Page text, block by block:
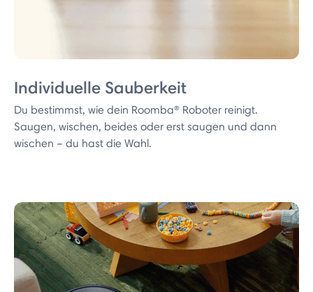
Individuelle Sauberkeit
Du bestimmst, wie dein Roomba® Roboter reinigt.
Saugen, wischen, beides oder erst saugen und dann
wischen – du hast die Wahl.